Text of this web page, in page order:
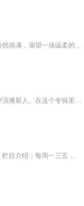
各位亲爱的见证人，你们好，我是你们的“皮皮鹤”。在喧嚣尘世中，我们的心灵常被疲惫与纷扰填满，渴望一场温柔的慰藉，让灵魂在宁静中安然入眠。此刻，我带着我的声音，将为你们开启一段专属的助眠之旅。我将用最温柔的语调，为你朗读这些文字。我的声音...
欢迎来到我的有声世界！我是鹤渡寒塘，可以叫我“皮皮鹤”！我是一位热爱声音的力量的有声演播新人。在这个专辑里，我将记录下自己声音的成长，每一次练习、每一段作品，都是我与声音相伴的珍贵记忆。现在，我邀请你与我共同见证声音的成长，成为我的声音...
90后小哥哥用最“土味”的四川话解读调侃最“好耍”的新闻。新浪微博@一只狗皮皮 欢迎来撩！栏目介绍：每周一三五 下午5点半 皮皮准时陪你聊“噻话”更多的优质声音内容，欢迎关注微信公众号：听堂FM主播介绍：一个成都土著，一个成都街娃儿，一个爱憎分...